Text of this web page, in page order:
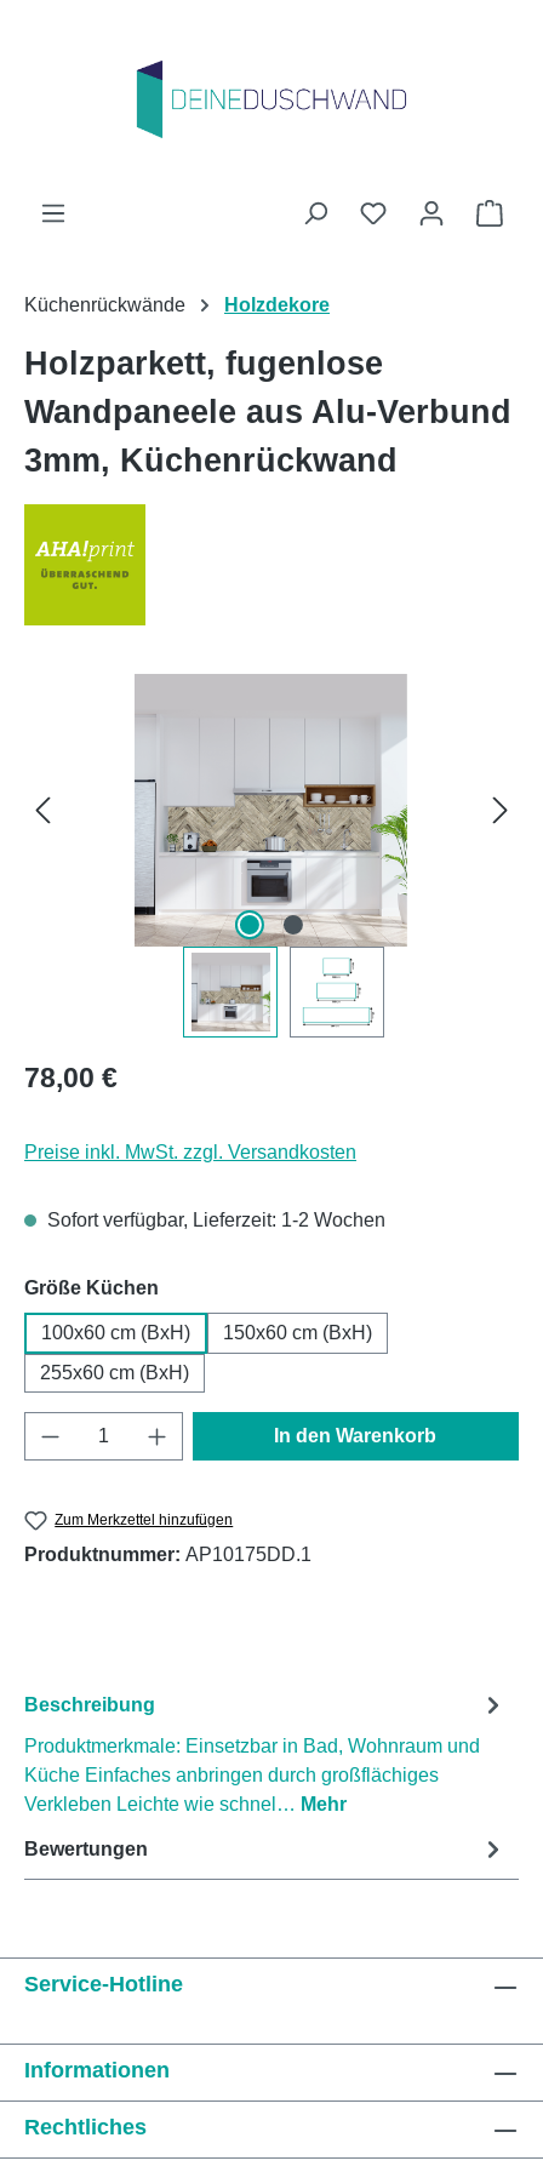
Du hast 0
Küchenrückwände Holzdekore
Holzparkett, fugenlose
Wandpaneele aus Alu-Verbund
3mm, Küchenrückwand
Regulärer Preis:
78,00 €
Preise inkl. MwSt. zzgl. Versandkosten
Sofort verfügbar, Lieferzeit: 1-2 Wochen
Größe Küchen
100x60 cm (BxH)
150x60 cm (BxH)
255x60 cm (BxH)
Produkt Anzahl: Gib den gewünschten
In den Warenkorb
Zum Merkzettel hinzufügen
Produktnummer: AP10175DD.1
Beschreibung
Produktmerkmale: Einsetzbar in Bad, Wohnraum und
Küche Einfaches anbringen durch großflächiges
Verkleben Leichte wie schnel… Mehr
Bewertungen
Service-Hotline
Informationen
Rechtliches